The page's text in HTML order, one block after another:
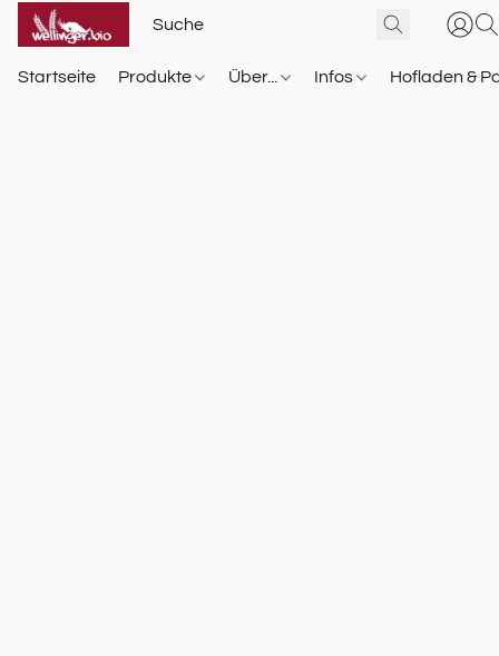
Startseite Produkte Über... Infos Hofladen &